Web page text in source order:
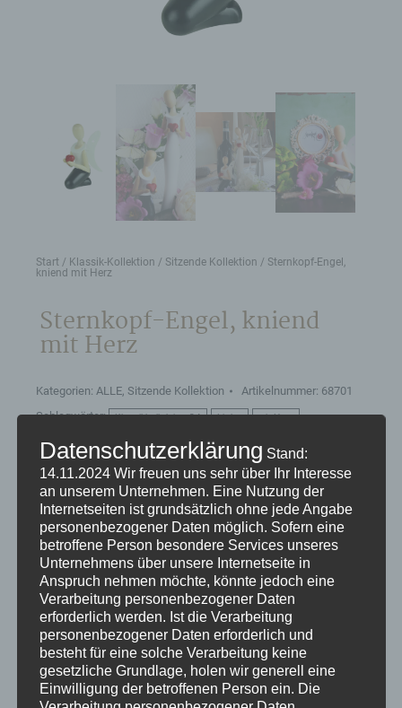
Start / Klassik-Kollektion / Sitzende Kollektion / Sternkopf-Engel,
kniend mit Herz
Sternkopf-Engel, kniend
mit Herz
Kategorien: ALLE, Sitzende Kollektion Artikelnummer: 68701
Schlagwörter:
Klassikkollektion 24 Liebe mit Herz
Produktdetails:
Farbe: weiße Bluse und schwarzer Rock – ein
reizvoller Kontrast zum Herz in strahlendem Rot
Höhe: 13 cm heimisches Lindenholz, gedrechselt
nach erzgebirgischer Handwerkstradition
Als kniender Engel die perfekte Ergänzung zu den
stehenden Schwestern aus den anderen
Sternkopf-Kollektionen
Datenschutzerklärung Stand:
14.11.2024 Wir freuen uns sehr über Ihr Interesse
an unserem Unternehmen. Eine Nutzung der
Internetseiten ist grundsätzlich ohne jede Angabe
personenbezogener Daten möglich. Sofern eine
betroffene Person besondere Services unseres
Unternehmens über unsere Internetseite in
Anspruch nehmen möchte, könnte jedoch eine
Verarbeitung personenbezogener Daten
erforderlich werden. Ist die Verarbeitung
personenbezogener Daten erforderlich und
besteht für eine solche Verarbeitung keine
gesetzliche Grundlage, holen wir generell eine
Einwilligung der betroffenen Person ein. Die